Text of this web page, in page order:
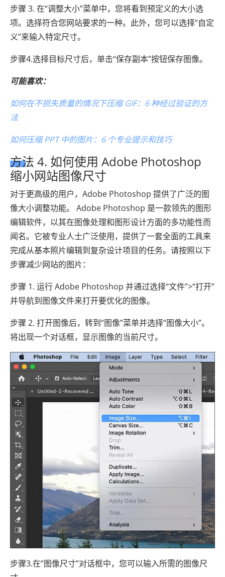
步骤 3. 在“调整大小”菜单中，您将看到预定义的大小选
项。选择符合您网站要求的一种。此外，您可以选择“自定
义”来输入特定尺寸。
步骤4.选择目标尺寸后，单击“保存副本”按钮保存图像。
可能喜欢：
如何在不损失质量的情况下压缩 GIF：6 种经过验证的方
法
如何压缩 PPT 中的图片：6 个专业提示和技巧
方法 4. 如何使用 Adob​​e Photoshop
缩小网站图像尺寸
对于更高级的用户，Adobe Photoshop 提供了广泛的图
像大小调整功能。 Adobe Photoshop 是一款领先的图形
编辑软件，以其在图像处理和图形设计方面的多功能性而
闻名。它被专业人士广泛使用，提供了一套全面的工具来
完成从基本照片编辑到复杂设计项目的任务。请按照以下
步骤减少网站的图片：
步骤 1. 运行 Adob​​e Photoshop 并通过选择“文件”>“打开”
并导航到图像文件来打开要优化的图像。
步骤 2. 打开图像后，转到“图像”菜单并选择“图像大小”。
将出现一个对话框，显示图像的当前尺寸。
步骤3.在“图像尺寸”对话框中，您可以输入所需的图像尺